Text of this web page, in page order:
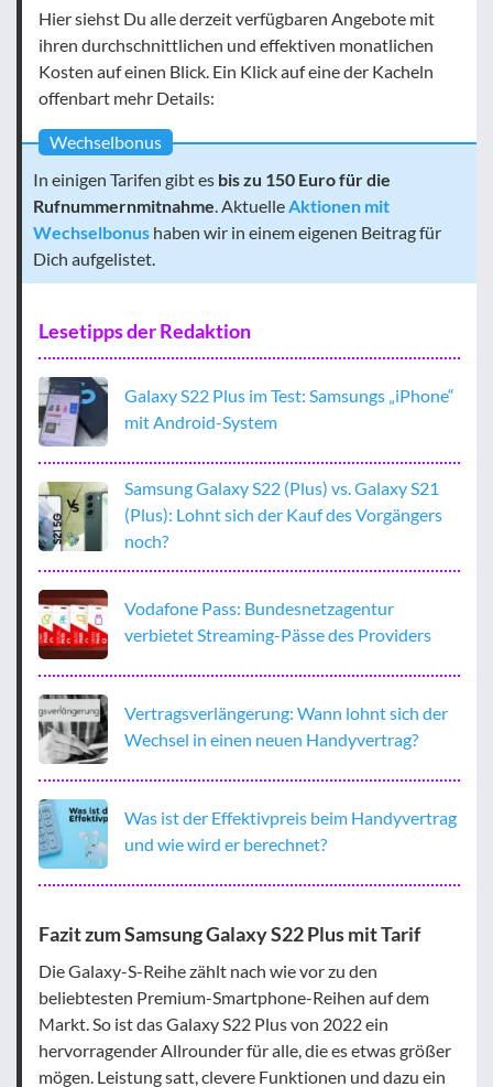
Hier siehst Du alle derzeit verfügbaren Angebote mit
ihren durchschnittlichen und effektiven monatlichen
Kosten auf einen Blick. Ein Klick auf eine der Kacheln
offenbart mehr Details:
Wechselbonus
In einigen Tarifen gibt es bis zu 150 Euro für die
Rufnummernmitnahme. AktuelleAktionen mit
Wechselbonus haben wir in einem eigenen Beitrag für
Dich aufgelistet.
Lesetipps der Redaktion
Galaxy S22 Plus im Test: Samsungs „iPhone“
mit Android-System
Samsung Galaxy S22 (Plus) vs. Galaxy S21
(Plus): Lohnt sich der Kauf des Vorgängers
noch?
Vodafone Pass: Bundesnetzagentur
verbietet Streaming-Pässe des Providers
Vertragsverlängerung: Wann lohnt sich der
Wechsel in einen neuen Handyvertrag?
Was ist der Effektivpreis beim Handyvertrag
und wie wird er berechnet?
Fazit zum Samsung Galaxy S22 Plus mit Tarif
Die Galaxy-S-Reihe zählt nach wie vor zu den
beliebtesten Premium-Smartphone-Reihen auf dem
Markt. So ist das Galaxy S22 Plus von 2022 ein
hervorragender Allrounder für alle, die es etwas größer
mögen. Leistung satt, clevere Funktionen und dazu ein